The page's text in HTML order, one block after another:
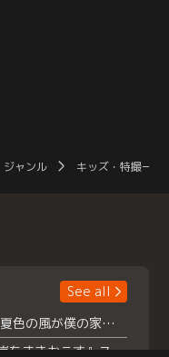
ジャンル キッズ・特撮一覧
See all
浮所飛貴主演！ 【夏色の風が僕の家にやってきた】 本日よりテラサで独占配信スタート！
『夏色の雲が恋と嵐をまきおこす』スペシャルメイキング 【Part1】2026年７月18日（土）23時30分～配信スタート！話題のシーンの裏側を大公開！豪華キャスト大集合！ 『武宮家 真夏の家族会議』開催！